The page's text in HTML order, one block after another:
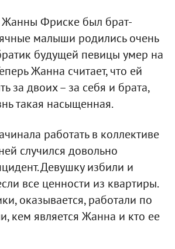
Жанны Фриске был брат-
малыши родились очень
будущей певицы умер на
Жанна считает, что ей
за двоих – за себя и брата,
такая насыщенная.
работать в коллективе
случился довольно
Девушку избили и
все ценности из квартиры.
оказывается, работали по
кем является Жанна и кто ее